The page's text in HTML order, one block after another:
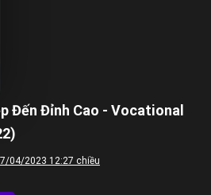
Đến Đỉnh Cao - Vocational
04/2023 12:27 chiều